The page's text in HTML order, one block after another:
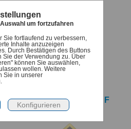
Denk-dran
Jahreskalender PDF
um fortzufahren
Sie fortlaufend zu verbessern,
Inhalte anzuzeigen
Durch Bestätigen des Buttons
Sie der Verwendung zu. Über
können Sie auswählen,
wollen. Weitere
Sie in unserer